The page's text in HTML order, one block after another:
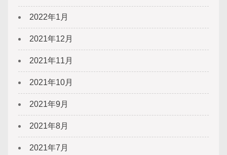
2022年1月
2021年12月
2021年11月
2021年10月
2021年9月
2021年8月
2021年7月